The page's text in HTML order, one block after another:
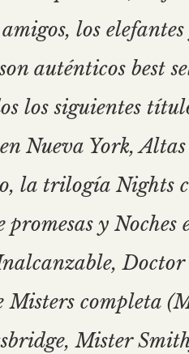
amigos, los
auténticos best
los siguientes
Nueva York,
la trilogía Nights
promesas y
Doctor
Misters completa
Mister